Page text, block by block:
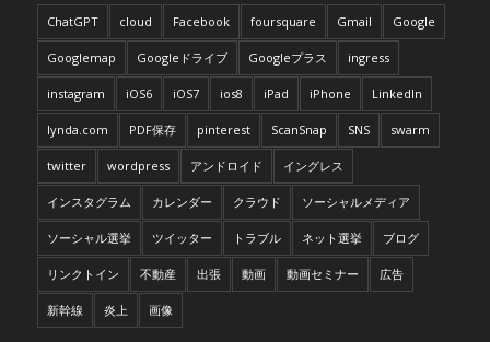
ChatGPT cloud Facebook foursquare Gmail Google
Googlemap Googleドライブ Googleプラス ingress
instagram iOS6 iOS7 ios8 iPad iPhone LinkedIn
lynda.com PDF保存 pinterest ScanSnap SNS swarm
twitter wordpress アンドロイド イングレス
インスタグラム カレンダー クラウド ソーシャルメディア
ソーシャル選挙 ツイッター トラブル ネット選挙 ブログ
リンクトイン 不動産 出張 動画 動画セミナー 広告
新幹線 炎上 画像